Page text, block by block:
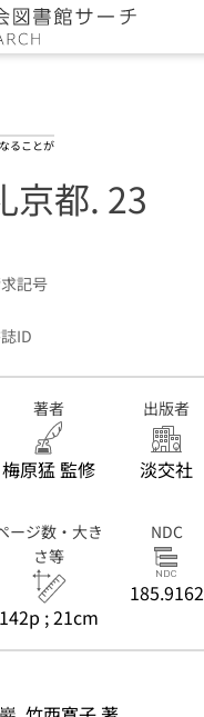
ることが
京都. 23
記号
ID
著者
梅原猛 監修
出版者
淡交社
ージ数・大き
さ等
142p ; 21cm
NDC
185.9162